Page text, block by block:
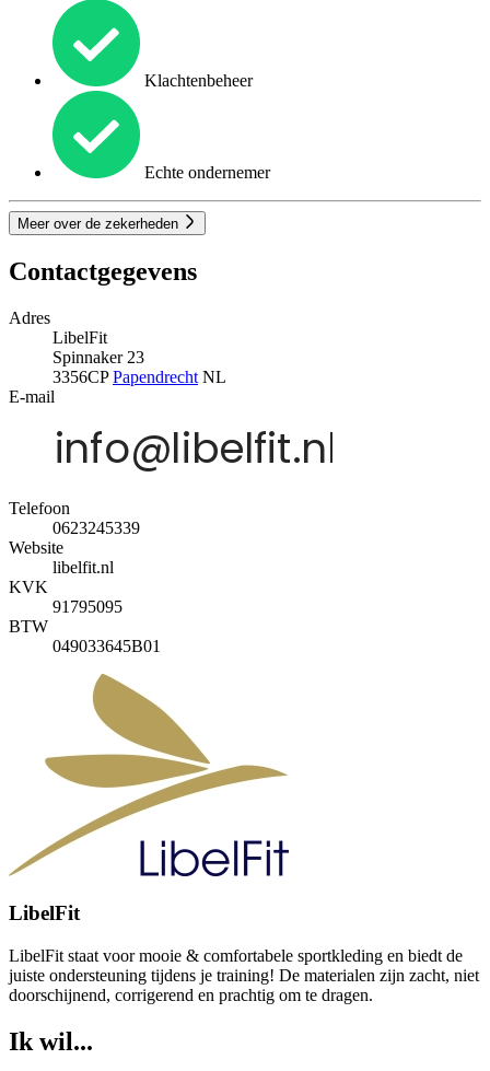
Klachtenbeheer
Echte ondernemer
Meer over de zekerheden
Contactgegevens
Adres
LibelFit
Spinnaker 23
3356CPPapendrecht NL
E-mail
Telefoon
0623245339
Website
libelfit.nl
KVK
91795095
BTW
049033645B01
LibelFit
LibelFit staat voor mooie & comfortabele sportkleding en biedt de
juiste ondersteuning tijdens je training! De materialen zijn zacht, niet
doorschijnend, corrigerend en prachtig om te dragen.
Ik wil...